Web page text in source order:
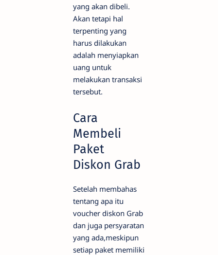
yang akan dibeli.
Akan tetapi hal
terpenting yang
harus dilakukan
adalah menyiapkan
uang untuk
melakukan transaksi
tersebut.
Cara
Membeli
Paket
Diskon Grab
Setelah membahas
tentang apa itu
voucher diskon Grab
dan juga persyaratan
yang ada,meskipun
setiap paket memiliki